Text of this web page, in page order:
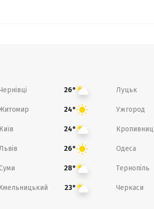
26° Луцьк
24° Ужгород
Київ 24°
26° Одеса
28° Тернопіль
23° Черкаси